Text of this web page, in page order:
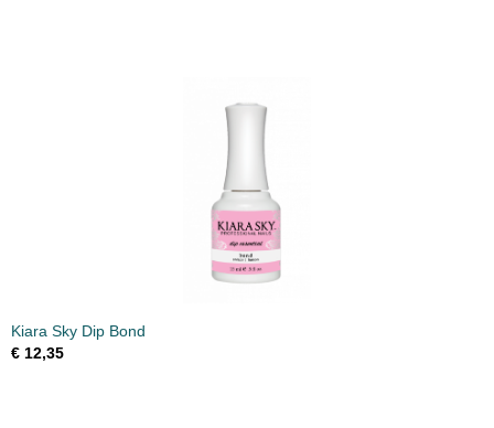
Kiara Sky Dip Bond
€ 12,35